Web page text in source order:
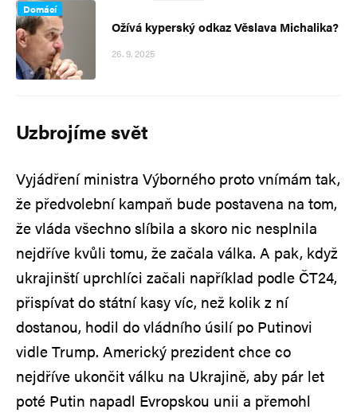
Domácí
Ožívá kyperský odkaz Věslava Michalika?
26. 9. 2025
Uzbrojíme svět
Vyjádření ministra Výborného proto vnímám tak,
že předvolební kampaň bude postavena na tom,
že vláda všechno slíbila a skoro nic nesplnila
nejdříve kvůli tomu, že začala válka. A pak, když
ukrajinští uprchlíci začali například podle ČT24,
přispívat do státní kasy víc, než kolik z ní
dostanou, hodil do vládního úsilí po Putinovi
vidle Trump. Americký prezident chce co
nejdříve ukončit válku na Ukrajině, aby pár let
poté Putin napadl Evropskou unii a přemohl